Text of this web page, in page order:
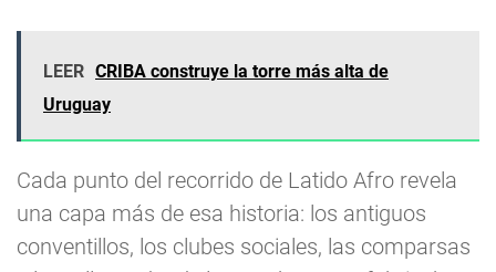
LEER CRIBA construye la torre más alta de
Uruguay
Cada punto del recorrido de Latido Afro revela
una capa más de esa historia: los antiguos
conventillos, los clubes sociales, las comparsas